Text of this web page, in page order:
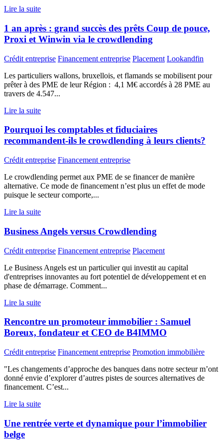
Lire la suite
1 an après : grand succès des prêts Coup de pouce,
Proxi et Winwin via le crowdlending
Crédit entreprise Financement entreprise Placement Lookandfin
Les particuliers wallons, bruxellois, et flamands se mobilisent pour
prêter à des PME de leur Région : 4,1 M€ accordés à 28 PME au
travers de 4.547...
Lire la suite
Pourquoi les comptables et fiduciaires
recommandent-ils le crowdlending à leurs clients?
Crédit entreprise Financement entreprise
Le crowdlending permet aux PME de se financer de manière
alternative. Ce mode de financement n’est plus un effet de mode
puisque le secteur comporte,...
Lire la suite
Business Angels versus Crowdlending
Crédit entreprise Financement entreprise Placement
Le Business Angels est un particulier qui investit au capital
d'entreprises innovantes au fort potentiel de développement et en
phase de démarrage. Comment...
Lire la suite
Rencontre un promoteur immobilier : Samuel
Boreux, fondateur et CEO de B4IMMO
Crédit entreprise Financement entreprise Promotion immobilière
"Les changements d’approche des banques dans notre secteur m’ont
donné envie d’explorer d’autres pistes de sources alternatives de
financement. C’est...
Lire la suite
Une rentrée verte et dynamique pour l’immobilier
belge